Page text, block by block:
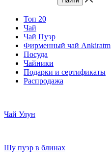
Топ 20
Чай
Чай Пуэр
Фирменный чай Ankiratm
Посуда
Чайники
Подарки и сертификаты
Распродажа
Чай Улун
Шу пуэр в блинах